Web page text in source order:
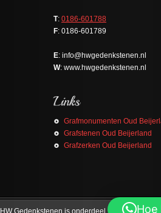
T: 0186-601788
F: 0186-601789
E: info@hwgedenkstenen.nl
W: www.hwgedenkstenen.nl
Grafmonumenten Oud
Grafstenen Oud Beijerland
Grafzerken Oud Beijerland
HW Gedenkstenen is onderdeel van Hoe